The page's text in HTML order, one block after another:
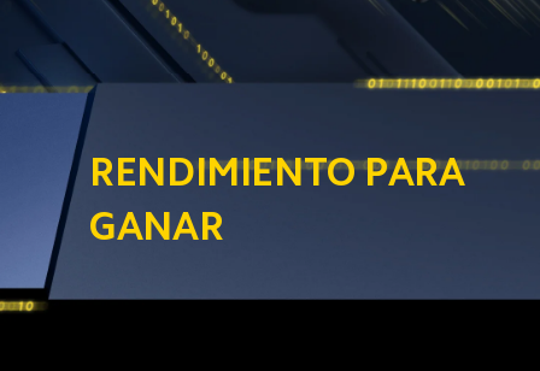
RENDIMIENTO PARA
GANAR